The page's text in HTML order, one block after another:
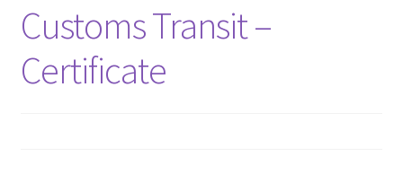
Customs Transit –
Certificate